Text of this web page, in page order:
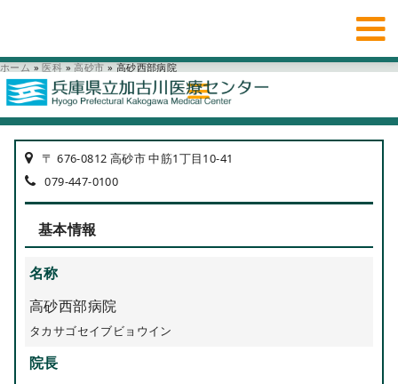
ホーム » 医科 » 高砂市 » 高砂西部病院
〒 676-0812 高砂市 中筋1丁目10-41
079-447-0100
基本情報
名称
高砂西部病院
タカサゴセイブビョウイン
院長